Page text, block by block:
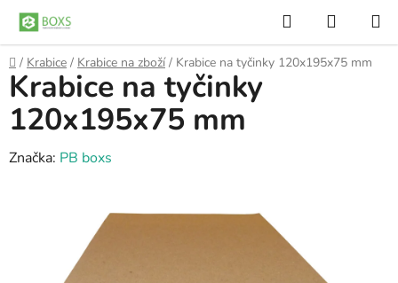
Přejít
obsah
Hledat
KOŠÍK
Domů
/ Krabice / Krabice na zboží / Krabice na tyčinky 120x195x75 mm
Krabice na tyčinky
120x195x75 mm
Značka: PB boxs